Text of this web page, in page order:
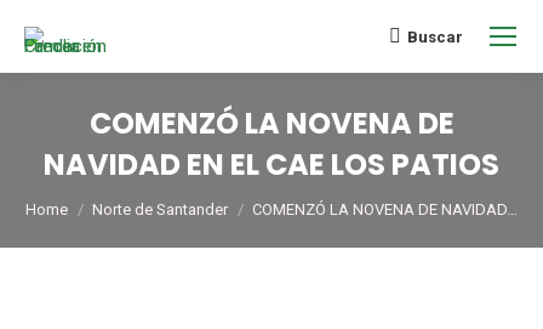
Buscar
COMENZÓ LA NOVENA DE
NAVIDAD EN EL CAE LOS PATIOS
You are here:
Home Norte de Santander COMENZÓ LA NOVENA DE NAVIDAD…